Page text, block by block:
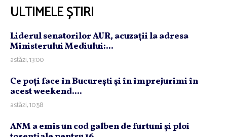
ULTIMELE ȘTIRI
Liderul senatorilor AUR, acuzaţii la adresa
Ministerului Mediului:...
astăzi, 13:00
Ce poţi face în Bucureşti şi în împrejurimi în
acest weekend....
astăzi, 10:58
ANM a emis un cod galben de furtuni şi ploi